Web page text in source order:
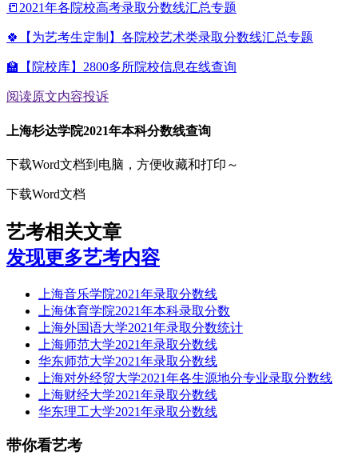
📒2021年各院校高考录取分数线汇总专题
🍀【为艺考生定制】各院校艺术类录取分数线汇总专题
🏫【院校库】2800多所院校信息在线查询
阅读原文内容投诉
上海杉达学院2021年本科分数线查询
下载Word文档到电脑，方便收藏和打印～
下载Word文档
艺考相关文章
发现更多艺考内容
上海音乐学院2021年录取分数线
上海体育学院2021年本科录取分数
上海外国语大学2021年录取分数统计
上海师范大学2021年录取分数线
华东师范大学2021年录取分数线
上海对外经贸大学2021年各生源地分专业录取分数线
上海财经大学2021年录取分数线
华东理工大学2021年录取分数线
带你看艺考